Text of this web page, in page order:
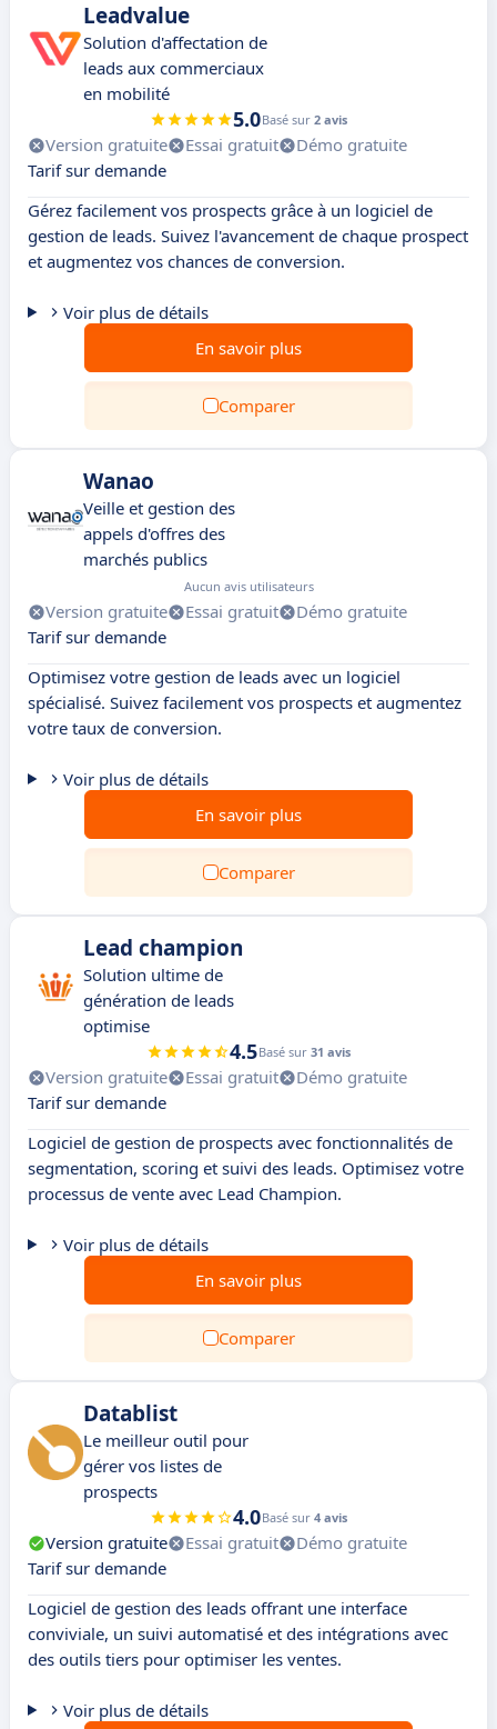
Leadvalue
Solution d'affectation de
leads aux commerciaux
en mobilité
5.0Basé sur 2 avis
Version gratuite Essai gratuit
Démo gratuite
Tarif sur demande
Gérez facilement vos prospects grâce à un logiciel de
gestion de leads. Suivez l'avancement de chaque prospect
et augmentez vos chances de conversion.
Voir plus de détails
En savoir plus
Comparer
Wanao
Veille et gestion des
appels d'offres des
marchés publics
Aucun avis utilisateurs
Version gratuite Essai gratuit
Démo gratuite
Tarif sur demande
Optimisez votre gestion de leads avec un logiciel
spécialisé. Suivez facilement vos prospects et augmentez
votre taux de conversion.
Voir plus de détails
En savoir plus
Comparer
Lead champion
Solution ultime de
génération de leads
optimise
4.5Basé sur 31 avis
Version gratuite Essai gratuit
Démo gratuite
Tarif sur demande
Logiciel de gestion de prospects avec fonctionnalités de
segmentation, scoring et suivi des leads. Optimisez votre
processus de vente avec Lead Champion.
Voir plus de détails
En savoir plus
Comparer
Datablist
Le meilleur outil pour
gérer vos listes de
prospects
4.0Basé sur 4 avis
Version gratuite Essai gratuit
Démo gratuite
Tarif sur demande
Logiciel de gestion des leads offrant une interface
conviviale, un suivi automatisé et des intégrations avec
des outils tiers pour optimiser les ventes.
Voir plus de détails